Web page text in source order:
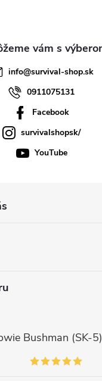
info@survival-shop.sk
0911075131
Facebook
survivalshopsk/
YouTube
Bushman (SK-5)